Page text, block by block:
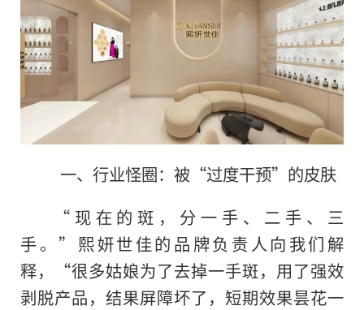
一、行业怪圈：被“过度干预”的皮肤
“现在的斑，分一手、二手、三
手。”熙妍世佳的品牌负责人向我们解
释，“很多姑娘为了去掉一手斑，用了强效
剥脱产品，结果屏障坏了，短期效果昙花一